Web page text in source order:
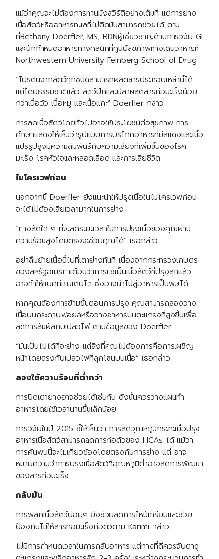
แม้ว่าคุณจะไม่ต้องการทานมังสวิรัติอย่างเต็มที่ แต่การย่าง
เนื้อสัตว์หรืออาหารทะเลที่ไม่ติดมันสามารถช่วยได้ ตาม
ที่Bethany Doerfler, MS, RDNผู้เชี่ยวชาญด้านการวิจัย GI
และนักกำหนดอาหารทางคลินิกที่ศูนย์สุขภาพทางเดินอาหารที่
Northwestern University Feinberg School of Drug.
“โปรตีนจากสัตว์ทุกชนิดสามารถผลิตสารประกอบเหล่านี้ได้
แต่โดยธรรมชาติแล้ว สัตว์ปีกและปลาผลิตสารก่อมะเร็งน้อย
กว่าเนื้อวัว เนื้อหมู และเนื้อแกะ” Doerfler กล่าว
การลดเนื้อสัตว์โดยทั่วไปอาจให้ประโยชน์ต่อสุขภาพ การ
ศึกษาแสดงให้เห็นว่ารูปแบบการบริโภคอาหารที่มีสีแดงและเนื้อ
แปรรูปสูงมีความสัมพันธ์กับความเสี่ยงที่เพิ่มขึ้นของโรค
มะเร็ง โรคหัวใจและหลอดเลือด และการเสียชีวิต
ไมโครเวฟก่อน
นอกจากนี้ Doerfler ยังแนะนำให้ปรุงเนื้อในไมโครเวฟก่อน
จะได้ไม่ต้องเสียเวลามากในการย่าง
“ทางลัดใด ๆ ที่จะลดระยะเวลาในการปรุงเนื้อของคุณผ่าน
ความร้อนสูงโดยตรงจะช่วยคุณได้” เธอกล่าว
อย่าลืมย้ายเนื้อนี้ไปที่เตาย่างทันที เนื่องจากกระทรวงเกษตร
ของสหรัฐอเมริกาเตือนว่าการแช่เย็นเนื้อสัตว์ที่ปรุงสุกแล้ว
อาจทำให้แบคทีเรียเติบโต ซึ่งอาจนำไปสู่อาหารเป็นพิษได้
หากคุณต้องการข้ามขั้นตอนการปรุง คุณสามารถลองวาง
เนื้อบนกระดาษฟอยล์หรือวางอาหารบนตะแกรงที่สูงขึ้นเพื่อ
ลดการสัมผัสกับเปลวไฟ ตามข้อมูลของ Doerfler
“มันเป็นไปได้ที่จะย่าง แต่สิ่งที่คุณไม่ต้องการคือการเผชิญ
หน้าโดยตรงกับเปลวไฟที่ลุกโชนบนเนื้อ” เธอกล่าว
ลองใช้ความร้อนที่ต่ำกว่า
การปิดเตาย่างอาจช่วยได้เช่นกัน ดังนั้นควรวางแผนทำ
อาหารโดยใช้เวลานานขึ้นเล็กน้อย
การวิจัยในปี 2015 ชี้ให้เห็นว่า การลดอุณหภูมิกระทะเมื่อปรุง
อาหารเนื้อสัตว์สามารถลดการก่อตัวของ HCAs ได้ แม้ว่า
การค้นพบนี้จะไม่เกี่ยวข้องโดยตรงกับการย่าง แต่ อาจ
หมายความว่าการปรุงเนื้อสัตว์ที่อุณหภูมิต่ำอาจลดการพัฒนา
ของสารก่อมะเร็ง
กลับมัน
การพลิกเนื้อสัตว์บ่อยๆ ยังช่วยลดการไหม้เกรียมและช่วย
ป้องกันไม่ให้สารก่อมะเร็งก่อตัวตาม Karimi กล่าว
ไม่มีการกำหนดเวลาในการกลับอาหาร แต่ทางที่ดีควรจับตาดู